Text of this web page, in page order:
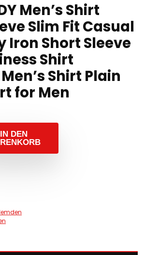
Men’s Shirt
Slim Fit Casual
Iron Short Sleeve
Shirt
Shirt Plain
for Men
IN DEN